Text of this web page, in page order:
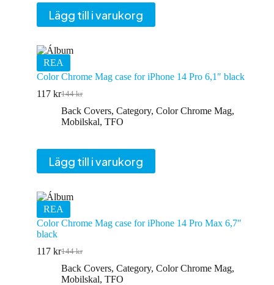
Lägg till i varukorg
REA
Color Chrome Mag case for iPhone 14 Pro 6,1″ black
144kr
Det
ursprungliga
priset
117 krDet
nuvarande
priset
Back Covers, Category, Color Chrome Mag,
Mobilskal, TFO
Lägg till i varukorg
REA
Color Chrome Mag case for iPhone 14 Pro Max 6,7″
black
144kr
Det
ursprungliga
priset
117 krDet
nuvarande
priset
Back Covers, Category, Color Chrome Mag,
Mobilskal, TFO